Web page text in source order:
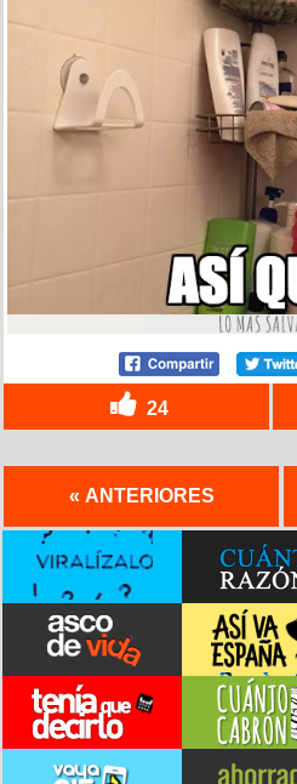
24
« ANTERIORES